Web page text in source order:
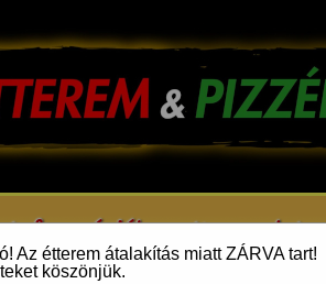
Az étterem átalakítás miatt ZÁRVA tart!
köszönjük.
Információk Kapcsolat